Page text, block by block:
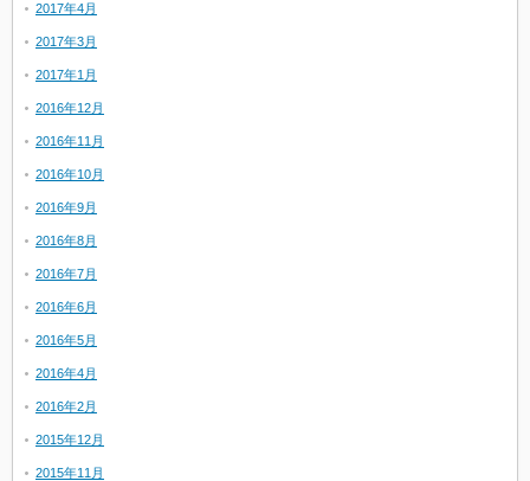
2017年4月
2017年3月
2017年1月
2016年12月
2016年11月
2016年10月
2016年9月
2016年8月
2016年7月
2016年6月
2016年5月
2016年4月
2016年2月
2015年12月
2015年11月